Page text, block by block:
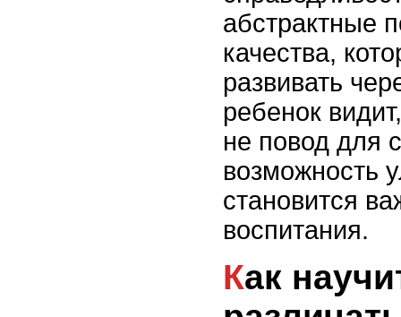
абстрактные
качества,
развивать
ребенок
не повод для
возможность
становится
воспитания.
Как научить ребенка